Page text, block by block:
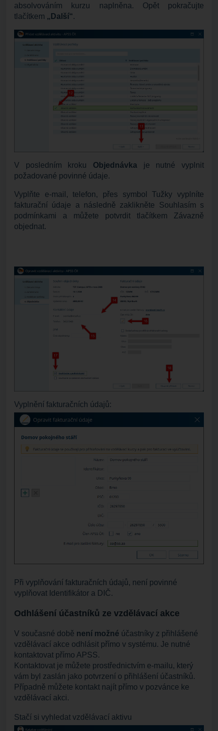
absolvováním kurzu naplněna. Opět pokračujte
tlačítkem „Další“.
V posledním kroku Objednávka je nutné vyplnit
požadované povinné údaje.
Vyplňte e-mail, telefon, přes symbol Tužky vyplníte
fakturační údaje a následně zaklikněte Souhlasím s
podmínkami a můžete potvrdit tlačítkem Závazně
objednat.
Vyplnění fakturačních údajů:
Při vyplňování fakturačních údajů, není povinné
vyplňovat Identifikátor a DIČ.
Odhlášení účastníků ze vzdělávací akce
V současné době není možné účastníky z přihlášené
vzdělávací akce odhlásit přímo v systému. Je nutné
kontaktovat přímo APSS.
Kontaktovat je můžete prostřednictvím e-mailu, který
vám byl zaslán jako potvrzení o přihlášení účastníků.
Případně můžete kontakt najít přímo v pozvánce ke
vzdělávací akci.
Stačí si vyhledat vzdělávací aktivu